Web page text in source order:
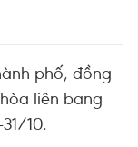
phố, đồng
liên bang
10.